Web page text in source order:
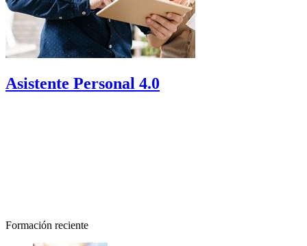
Asistente Personal 4.0
Formación reciente